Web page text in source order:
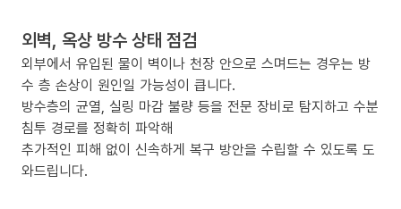
외벽, 옥상 방수 상태 점검
외부에서 유입된 물이 벽이나 천장 안으로 스며드는 경우는 방
수 층 손상이 원인일 가능성이 큽니다.
방수층의 균열, 실링 마감 불량 등을 전문 장비로 탐지하고 수분
침투 경로를 정확히 파악해
추가적인 피해 없이 신속하게 복구 방안을 수립할 수 있도록 도
와드립니다.